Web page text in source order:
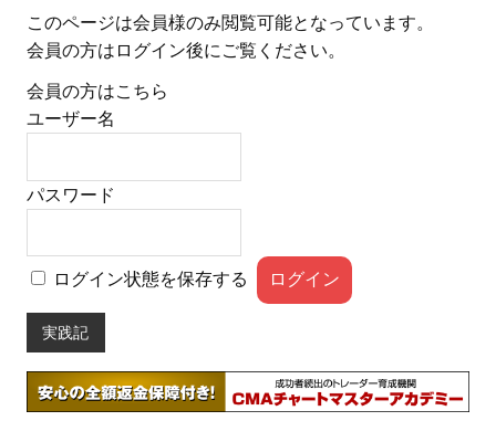
このページは会員様のみ閲覧可能となっています。
会員の方はログイン後にご覧ください。
会員の方はこちら
ユーザー名
パスワード
ログイン状態を保存する
実践記